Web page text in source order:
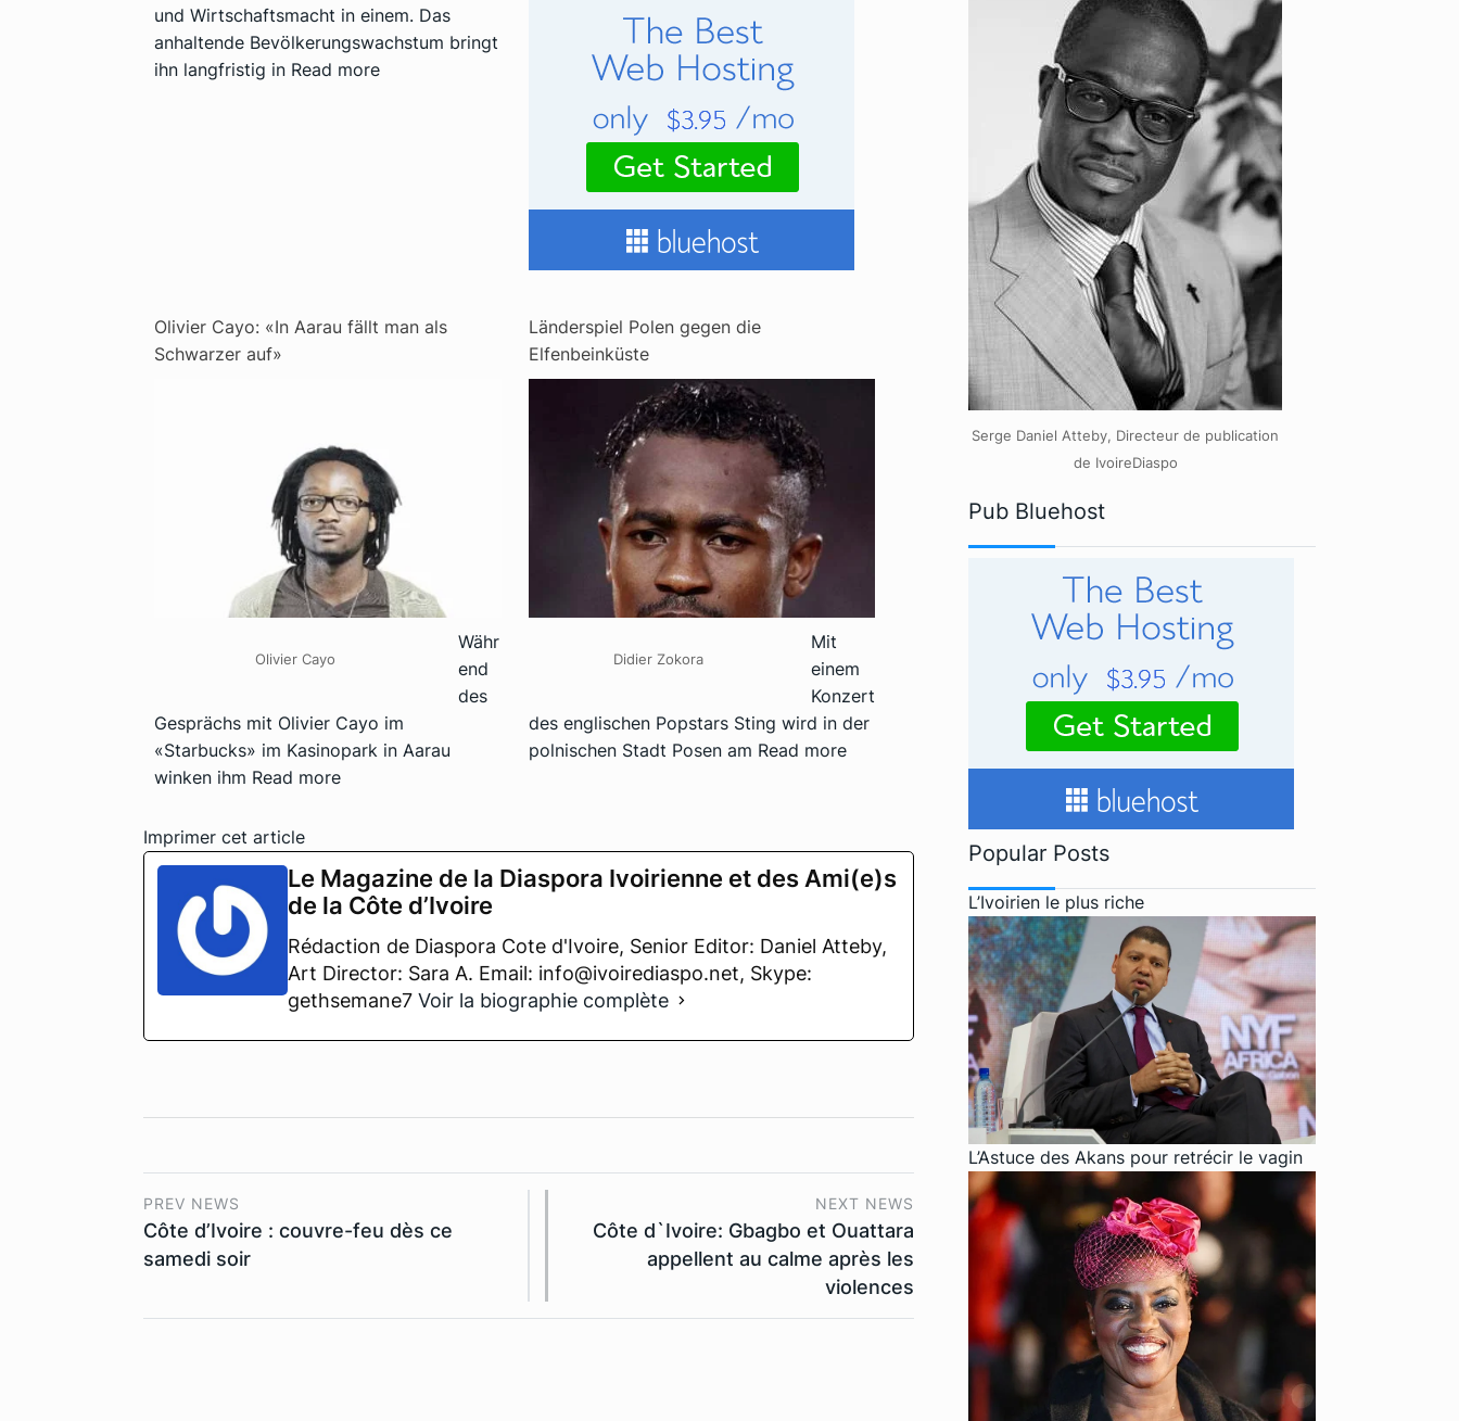
und Wirtschaftsmacht in einem. Das
anhaltende Bevölkerungswachstum bringt
ihn langfristig in Read more
Olivier Cayo: «In Aarau fällt man als
Schwarzer auf»
Olivier Cayo
Währ
end
des
Gesprächs mit Olivier Cayo im
«Starbucks» im Kasinopark in Aarau
winken ihm Read more
Länderspiel Polen gegen die
Elfenbeinküste
Didier Zokora
Mit
einem
Konzert
des englischen Popstars Sting wird in der
polnischen Stadt Posen am Read more
Imprimer cet article
Le Magazine de la Diaspora Ivoirienne et des Ami(e)s
de la Côte d’Ivoire
Rédaction de Diaspora Cote d'Ivoire, Senior Editor: Daniel Atteby,
Art Director: Sara A. Email: info@ivoirediaspo.net, Skype:
gethsemane7 Voir la biographie complète
PREV NEWS
Côte d’Ivoire : couvre-feu dès ce
samedi soir
NEXT NEWS
Côte d`Ivoire: Gbagbo et Ouattara
appellent au calme après les
violences
Serge Daniel Atteby, Directeur de publication
de IvoireDiaspo
Pub Bluehost
Popular Posts
L’Ivoirien le plus riche
L’Astuce des Akans pour retrécir le vagin